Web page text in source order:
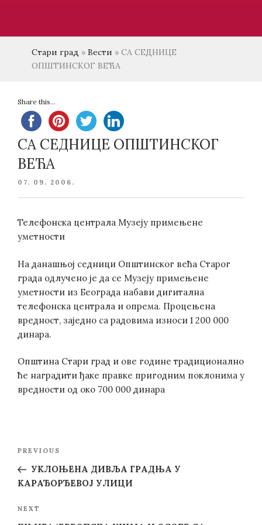
Стари град » Вести » СА СЕДНИЦЕ
ОПШТИНСКОГ ВЕЋА
Share this...
СА СЕДНИЦЕ ОПШТИНСКОГ
ВЕЋА
POSTED
07. 09. 2006.
Телефонска централа Музеју примењене
уметности
На данашњој седници Општинског већа Старог
града одлучено је да се Музеју примењене
уметности из Београда набави дигитална
телефонска централа и опрема. Процењена
вредност, заједно са радовима износи 1 200 000
динара.
Општина Стари град и ове године традиционално
ће наградити ђаке правке пригодним поклонима у
вредности од око 700 000 динара
Previous
Post
PREVIOUS
УКЛОЊЕНА ДИВЉА ГРАДЊА У
КАРАЂОРЂЕВОЈ УЛИЦИ
Next
NEXT